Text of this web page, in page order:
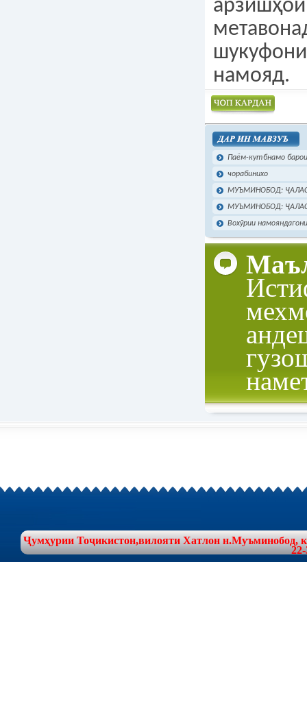
намояд.
Чоп намудан
Паём-кутбнамо
чорабинихо
МУЪМИНОБОД:
МУЪМИНОБОД:
Вохӯрии
Ҷумҳурии Тоҷикистон,вилояти Хатлон н.Муъминобод,